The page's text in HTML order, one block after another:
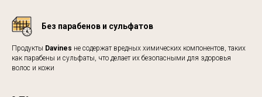
Без парабенов и сульфатов
Продукты Davines не содержат вредных химических компонентов, таких
как парабены и сульфаты, что делает их безопасными для здоровья
волос и кожи